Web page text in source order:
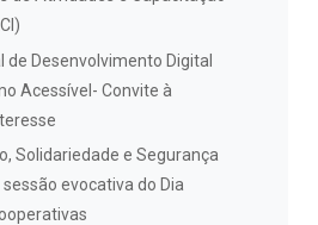
de Desenvolvimento Digital
Acessível- Convite à
Solidariedade e Segurança
evocativa do Dia